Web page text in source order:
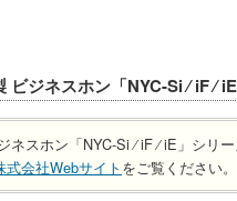
ジネスホン「NYC-Si ⁄ iF ⁄
スホン「NYC-Si ⁄ iF ⁄ iE」シリ
会社Webサイト をご覧ください。